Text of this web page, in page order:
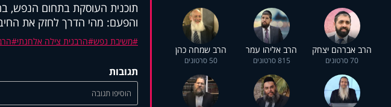
הרב אברהם יצחק
70 סרטונים
הרב אליהו עמר
815 סרטונים
הרב שמחה כהן
50 סרטונים
תוכנית העוסקת בתחום הנפש,
והפעם: מהי הדרך לחזק את
משיבת נפש הרבנית צילה אלחנתי
תגובות
הוסיפו תגובה